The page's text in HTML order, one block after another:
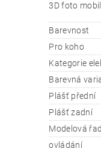
3D foto mobil
Barevnost
Pro koho
Kategorie
Barevná
Plášť přední
Plášť zadní
Modelová
ovládání